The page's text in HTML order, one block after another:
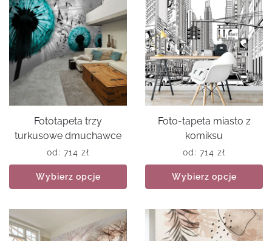
Fototapeta trzy
turkusowe dmuchawce
od: 714 zł
Wybierz opcje
Foto-tapeta miasto z
komiksu
od: 714 zł
Wybierz opcje